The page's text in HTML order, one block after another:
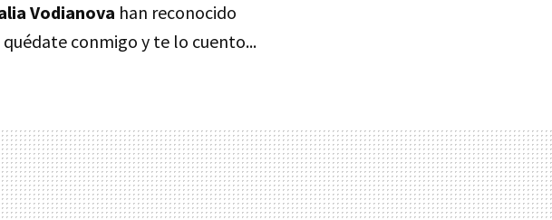
Vodianova han reconocido
conmigo y te lo cuento...